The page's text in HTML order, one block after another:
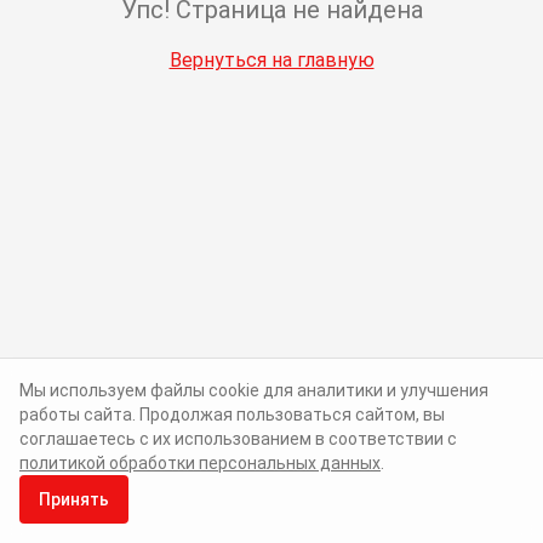
Упс! Страница не найдена
Вернуться на главную
Мы используем файлы cookie для аналитики и улучшения
работы сайта. Продолжая пользоваться сайтом, вы
соглашаетесь с их использованием в соответствии с
политикой обработки персональных данных
Принять